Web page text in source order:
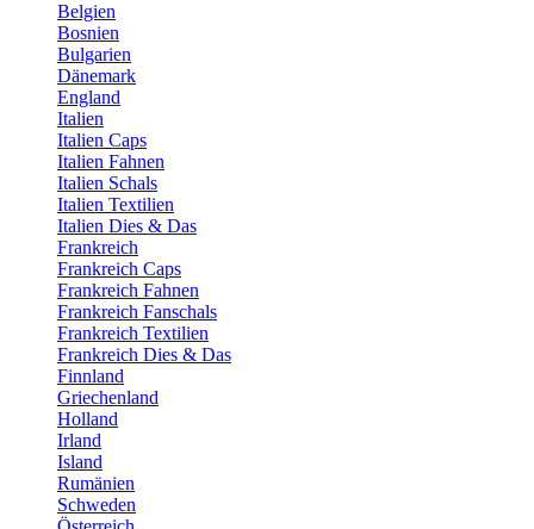
Belgien
Bosnien
Bulgarien
Dänemark
England
Italien
Italien Caps
Italien Fahnen
Italien Schals
Italien Textilien
Italien Dies & Das
Frankreich
Frankreich Caps
Frankreich Fahnen
Frankreich Fanschals
Frankreich Textilien
Frankreich Dies & Das
Finnland
Griechenland
Holland
Irland
Island
Rumänien
Schweden